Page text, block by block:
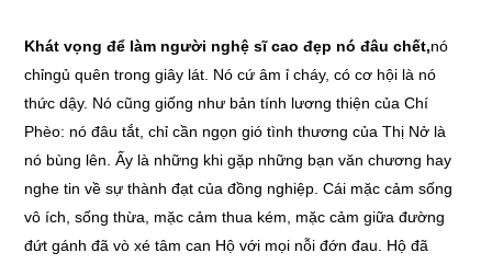
Khát vọng để làm người nghệ sĩ cao đẹp nó đâu chết,nó
chỉngủ quên trong giây lát. Nó cứ âm ỉ cháy, có cơ hội là nó
thức dậy. Nó cũng giống như bản tính lương thiện của Chí
Phèo: nó đâu tắt, chỉ cần ngọn gió tình thương của Thị Nở là
nó bùng lên. Ấy là những khi gặp những bạn văn chương hay
nghe tin về sự thành đạt của đồng nghiệp. Cái mặc cảm sống
vô ích, sống thừa, mặc cảm thua kém, mặc cảm giữa đường
đứt gánh đã vò xé tâm can Hộ với mọi nỗi đớn đau. Hộ đã